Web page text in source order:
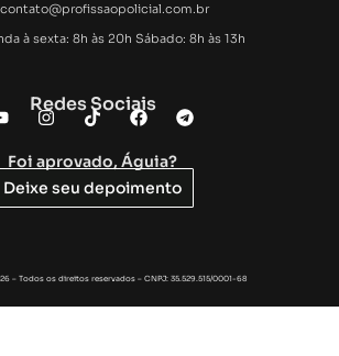
contato@profissaopolicial.com.br
à sexta: 8h às 20h Sábado: 8h às 13h
Redes Sociais
Foi aprovado, Águia?
Deixe seu depoimento
– Todos os direitos reservados – CNPJ: 35.529.515/0001-68